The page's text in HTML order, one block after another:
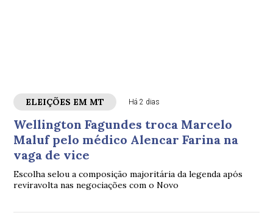
ELEIÇÕES EM MT Há 2 dias
Wellington Fagundes troca Marcelo
Maluf pelo médico Alencar Farina na
vaga de vice
Escolha selou a composição majoritária da legenda após
reviravolta nas negociações com o Novo